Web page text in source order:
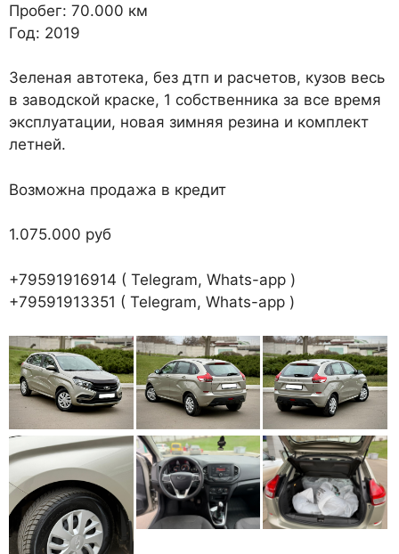
Пробег: 70.000 км
Год: 2019
Зеленая автотека, без дтп и расчетов, кузов весь
в заводской краске, 1 собственника за все время
эксплуатации, новая зимняя резина и комплект
летней.
Возможна продажа в кредит
1.075.000 руб
+79591916914 ( Telegram, Whats-app )
+79591913351 ( Telegram, Whats-app )